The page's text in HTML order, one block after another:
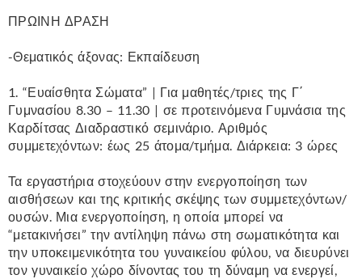
ΠΡΩΙΝΗ ΔΡΑΣΗ
-Θεματικός άξονας: Εκπαίδευση
1. “Ευαίσθητα Σώματα” | Για μαθητές/τριες της Γ΄
Γυμνασίου 8.30 – 11.30 | σε προτεινόμενα Γυμνάσια της
Καρδίτσας Διαδραστικό σεμινάριο. Αριθμός
συμμετεχόντων: έως 25 άτομα/τμήμα. Διάρκεια: 3 ώρες
Τα εργαστήρια στοχεύουν στην ενεργοποίηση των
αισθήσεων και της κριτικής σκέψης των συμμετεχόντων/
ουσών. Μια ενεργοποίηση, η οποία μπορεί να
“μετακινήσει” την αντίληψη πάνω στη σωματικότητα και
την υποκειμενικότητα του γυναικείου φύλου, να διευρύνει
τον γυναικείο χώρο δίνοντας του τη δύναμη να ενεργεί,